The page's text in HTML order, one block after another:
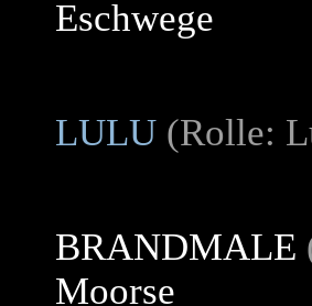
Eschwege
LULU (Rolle:
BRANDMALE
Moorse